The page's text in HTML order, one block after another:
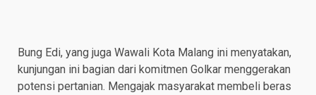
Bung Edi, yang juga Wawali Kota Malang ini menyatakan,
kunjungan ini bagian dari komitmen Golkar menggerakan
potensi pertanian. Mengajak masyarakat membeli beras